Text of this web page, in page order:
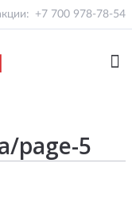
+7 700 978-78-54